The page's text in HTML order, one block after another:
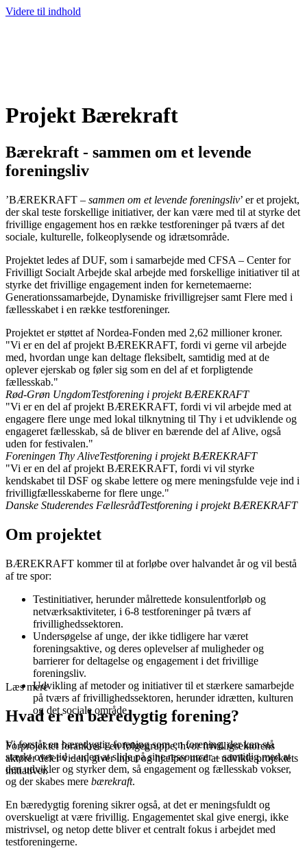
Videre til indhold
Projekt Bærekraft
Bærekraft - sammen om et levende
foreningsliv
’BÆREKRAFT – sammen om et levende foreningsliv’ er et projekt,
der skal teste forskellige initiativer, der kan være med til at styrke det
frivillige engagement hos en række testforeninger på tværs af det
sociale, kulturelle, folkeoplysende og idrætsområde.
Projektet ledes af DUF, som i samarbejde med CFSA – Center for
Frivilligt Socialt Arbejde skal arbejde med forskellige initiativer til at
styrke det frivillige engagement inden for kernetemaerne:
Generationssamarbejde, Dynamiske frivilligrejser samt Flere med i
fællesskabet i en række testforeninger.
Projektet er støttet af Nordea-Fonden med 2,62 millioner kroner.
"Vi er en del af projekt BÆREKRAFT, fordi vi gerne vil arbejde
med, hvordan unge kan deltage fleksibelt, samtidig med at de
oplever ejerskab og føler sig som en del af et forpligtende
fællesskab."
Rød-Grøn UngdomTestforening i projekt BÆREKRAFT
"Vi er en del af projekt BÆREKRAFT, fordi vi vil arbejde med at
engagere flere unge med lokal tilknytning til Thy i et udviklende og
engageret fællesskab, så de bliver en bærende del af Alive, også
uden for festivalen."
Foreningen Thy AliveTestforening i projekt BÆREKRAFT
"Vi er en del af projekt BÆREKRAFT, fordi vi vil styrke
kendskabet til DSF og skabe lettere og mere meningsfulde veje ind i
frivilligfællesskaberne for flere unge."
Danske Studerendes FællesrådTestforening i projekt BÆREKRAFT
Om projektet
BÆREKRAFT kommer til at forløbe over halvandet år og vil bestå
af tre spor:
Testinitiativer, herunder målrettede konsulentforløb og
netværksaktiviteter, i 6-8 testforeninger på tværs af
frivillighedssektoren.
Undersøgelse af unge, der ikke tidligere har været
foreningsaktive, og deres oplevelser af muligheder og
barrierer for deltagelse og engagement i det frivillige
foreningsliv.
Udvikling af metoder og initiativer til et stærkere samarbejde
på tværs af frivillighedssektoren, herunder idrætten, kulturen
og det sociale område
Forprojektet forankres i en følgegruppe, hvor frivilligsektorens
aktører deler viden, giver input og hjælper med at udvikle projektets
initiativer.
Læs mere
Hvad er en bæredygtig forening?
Vi forstår en bæredygtig forening som en forening, der kan stå
stærkt over tid – uden at slide på sine ressourcer – samtidig med at
den udvikler og styrker dem, så engagement og fællesskab vokser,
og der skabes mere bærekraft.
En bæredygtig forening sikrer også, at det er meningsfuldt og
overskueligt at være frivillig. Engagementet skal give energi, ikke
mistrivsel, og netop dette bliver et centralt fokus i arbejdet med
testforeningerne.